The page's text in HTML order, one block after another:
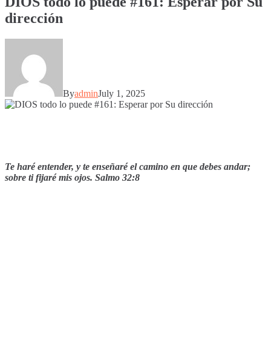
dirección
ByadminJuly 1, 2025
Te haré entender, y te enseñaré el camino en que debes andar;
sobre ti fijaré mis ojos. Salmo 32:8